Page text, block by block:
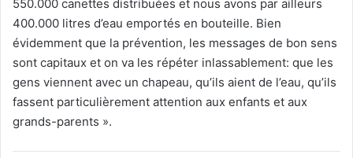
550.000 canettes distribuées et nous avons par ailleurs
400.000 litres d’eau emportés en bouteille. Bien
évidemment que la prévention, les messages de bon sens
sont capitaux et on va les répéter inlassablement: que les
gens viennent avec un chapeau, qu’ils aient de l’eau, qu’ils
fassent particulièrement attention aux enfants et aux
grands-parents ».